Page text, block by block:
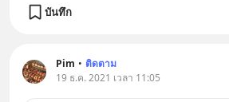
บันทึก
Pim • ติดตาม
19 ธ.ค. 2021 เวลา 11:05